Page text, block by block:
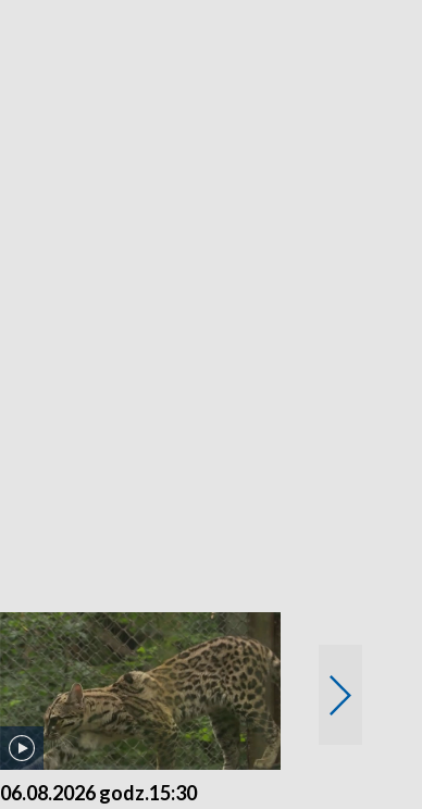
06.08.2026 godz.15:30